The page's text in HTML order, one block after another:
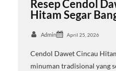
Resep Cendol
Hitam Segar
Admin April 25, 2026
Cendol Dawet Cincau
minuman tradisional yang